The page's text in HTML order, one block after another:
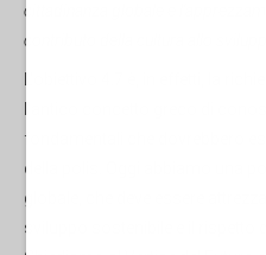
cittadinanza globale e
contributo della cultura allo
L'obiettivo 4.7 è, in effetti, la
l'antico concetto greco di
fondamentali che dovrebbero
della polis. Oggi abbiamo una
globale, che deve essere
sviluppo sostenibile e il rispetto